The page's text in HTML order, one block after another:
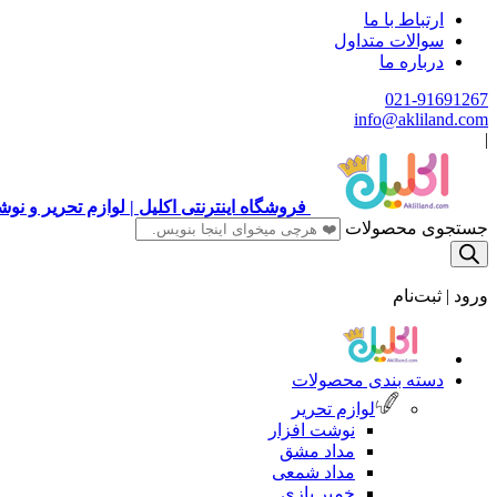
ارتباط با ما
سوالات متداول
درباره ما
021-91691267
info@akliland.com
|
فروشگاه اینترنتی اکلیل | لوازم تحریر و
جستجوی محصولات
ورود | ثبت‌نام
دسته بندی محصولات
لوازم تحریر
نوشت افزار
مداد مشق
مداد شمعی
خمیر بازی